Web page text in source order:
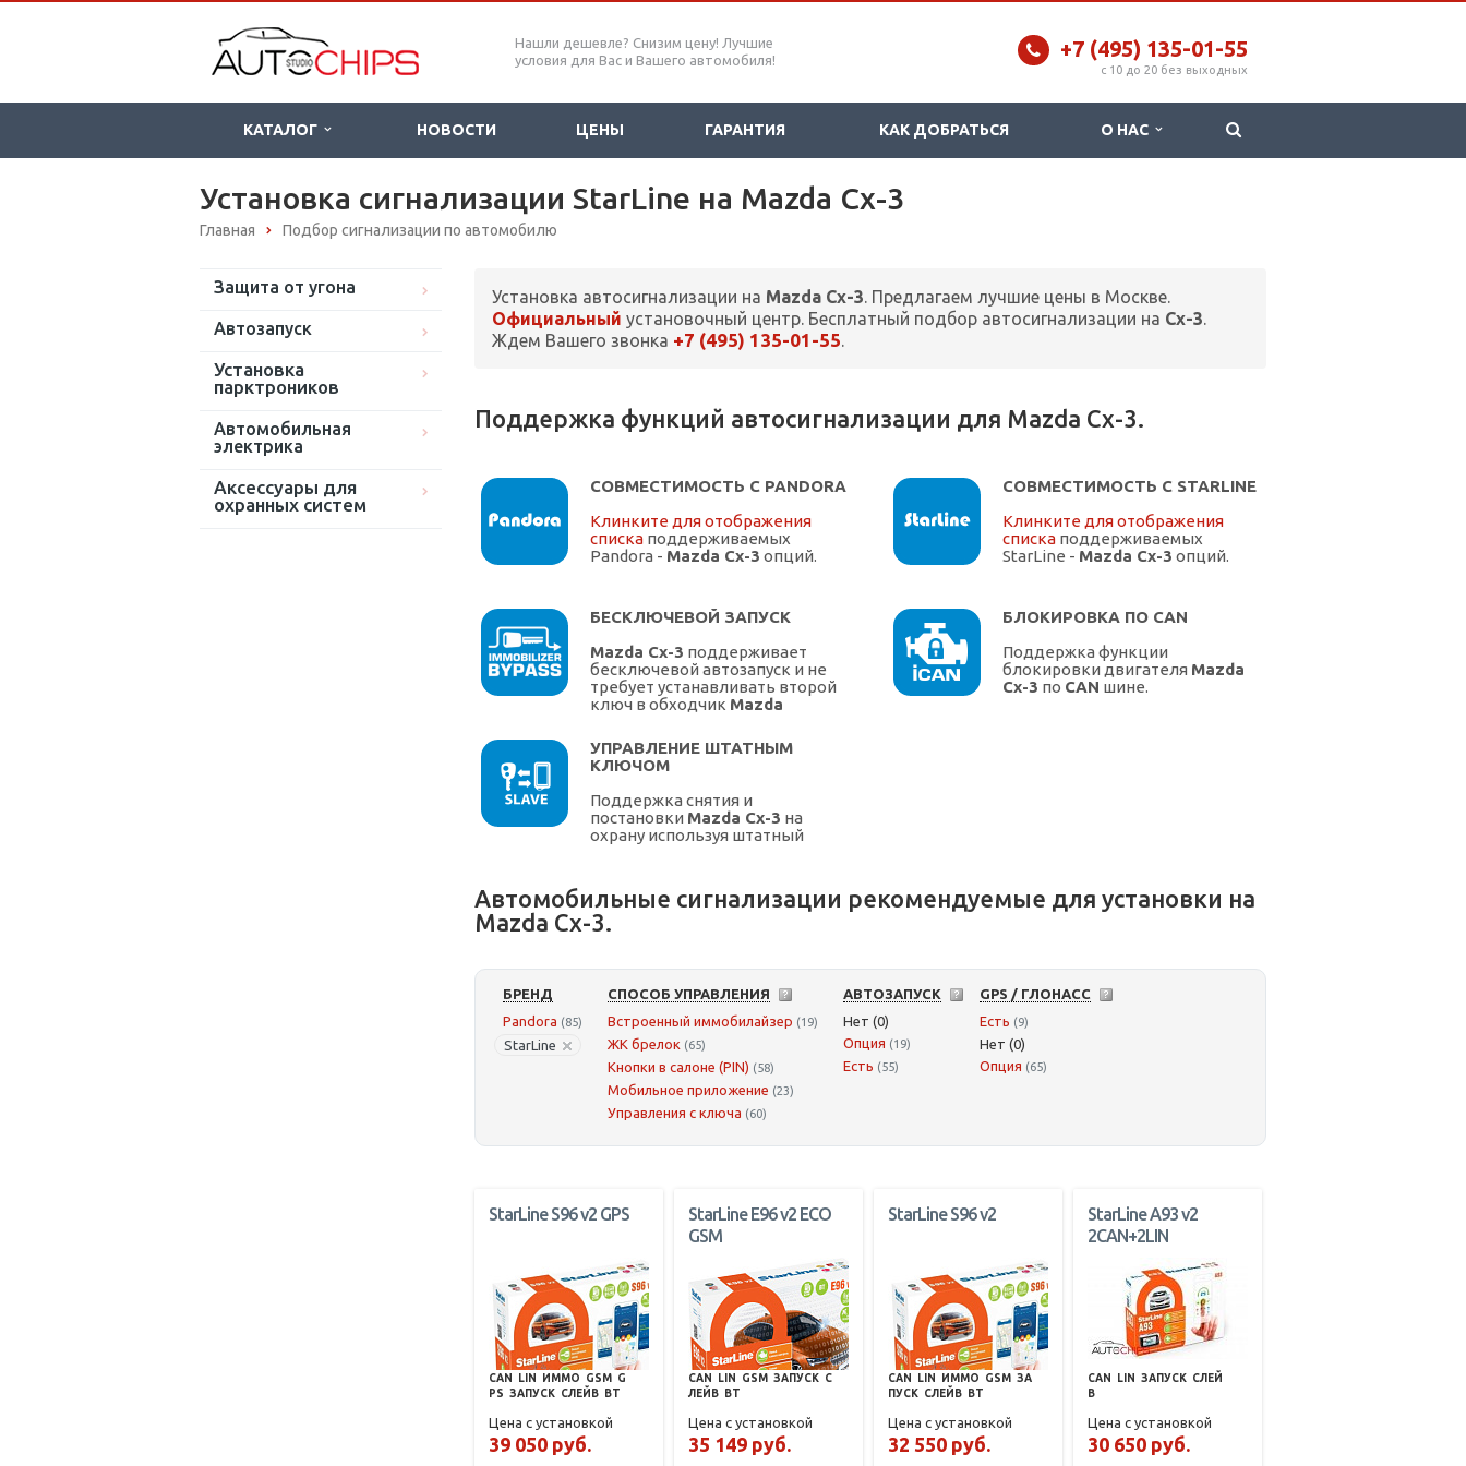
Нашли дешевле? Снизим цену! Лучшие
условия для Вас и Вашего автомобиля!
+7 (495) 135-01-55
c 10 до 20 без выходных
КАТАЛОГ НОВОСТИ ЦЕНЫ ГАРАНТИЯ КАК ДОБРАТЬСЯ О НАС
Установка сигнализации StarLine на Mazda Cx-3
Главная Подбор сигнализации по автомобилю
Защита от угона
Автозапуск
Установка
парктроников
Автомобильная
электрика
Аксессуары для
охранных систем
Установка автосигнализации на Mazda Cx-3. Предлагаем лучшие цены в Москве.
Официальный установочный центр. Бесплатный подбор автосигнализации на Cx-3.
Ждем Вашего звонка +7 (495) 135-01-55.
Поддержка функций автосигнализации для Mazda Cx-3.
СОВМЕСТИМОСТЬ С PANDORA
Клинките для отображения
списка поддерживаемых
Pandora - Mazda Cx-3 опций.
СОВМЕСТИМОСТЬ С STARLINE
Клинките для отображения
списка поддерживаемых
StarLine - Mazda Cx-3 опций.
БЕСКЛЮЧЕВОЙ ЗАПУСК
Mazda Cx-3 поддерживает
бесключевой автозапуск и не
требует устанавливать второй
ключ в обходчик Mazda
БЛОКИРОВКА ПО CAN
Поддержка функции
блокировки двигателя Mazda
Cx-3 по CAN шине.
УПРАВЛЕНИЕ ШТАТНЫМ
КЛЮЧОМ
Поддержка снятия и
постановки Mazda Cx-3 на
охрану используя штатный
Автомобильные сигнализации рекомендуемые для установки на
Mazda Cx-3.
БРЕНД
Pandora (85)
StarLine
СПОСОБ УПРАВЛЕНИЯ
Встроенный иммобилайзер (19)
ЖК брелок (65)
Кнопки в салоне (PIN) (58)
Мобильное приложение (23)
Управления с ключа (60)
АВТОЗАПУСК
Нет (0)
Опция (19)
Есть (55)
GPS / ГЛОНАСС
Есть (9)
Нет (0)
Опция (65)
StarLine S96 v2 GPS
CAN LIN ИММО GSM G
PS ЗАПУСК СЛЕЙВ BT
Цена с установкой
39 050 руб.
StarLine E96 v2 ECO
GSM
CAN LIN GSM ЗАПУСК С
ЛЕЙВ
BT
Цена с установкой
35 149 руб.
StarLine S96 v2
CAN LIN ИММО GSM ЗА
ПУСК СЛЕЙВ BT
Цена с установкой
32 550 руб.
StarLine A93 v2
2CAN+2LIN
CAN LIN ЗАПУСК СЛЕЙ
В
Цена с установкой
30 650 руб.